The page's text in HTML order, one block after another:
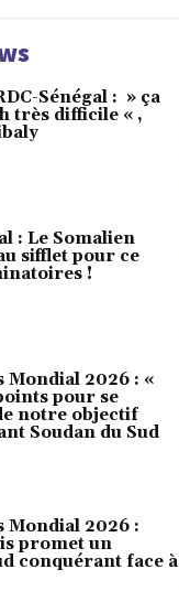
Sénégal : » ça
très difficile « ,
: Le Somalien
sifflet pour ce
!
2026 : «
pour se
notre objectif
Soudan du Sud
2026 :
promet un
conquérant face à